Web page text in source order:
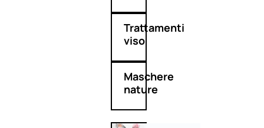
Trattamenti
viso
Maschere
nature